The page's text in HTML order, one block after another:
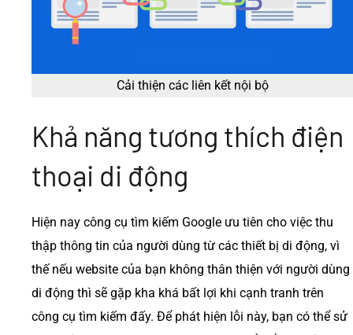
Cải thiện các liên kết nội bộ
Khả năng tương thích điện
thoại di động
Hiện nay công cụ tìm kiếm Google ưu tiên cho việc thu
thập thông tin của người dùng từ các thiết bị di động, vì
thế nếu website của bạn không thân thiện với người dùng
di động thì sẽ gặp kha khá bất lợi khi cạnh tranh trên
công cụ tìm kiếm đấy. Để phát hiện lỗi này, bạn có thể sử